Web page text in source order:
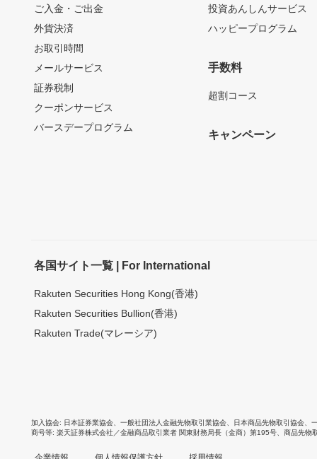
ご入金・ご出金
外貨決済
お取引時間
メールサービス
証券税制
クーポンサービス
バースデープログラム
投資あんしんサービス
ハッピープログラム
手数料
超割コース
キャンペーン
各国サイト一覧 | For International
Rakuten Securities Hong Kong(香港)
Rakuten Securities Bullion(香港)
Rakuten Trade(マレーシア)
加入協会 日本証券業協会 一般社団法人金融先物取引業協会 日本商品先物取引協会
商号等 楽天証券株式会社／金融商品取引業者 関東財務局長（金商）第195号、商品先物